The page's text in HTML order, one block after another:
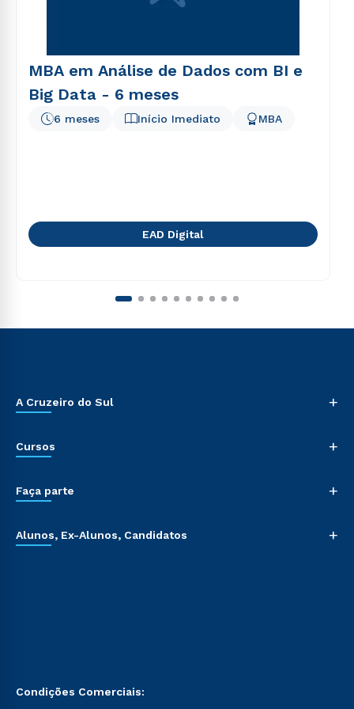
MBA em Análise de Dados com BI e
Big Data - 6 meses
Início Imediato
6 meses MBA
EAD Digital
A Cruzeiro do Sul +
Cursos +
Faça parte +
Alunos, Ex-Alunos, Candidatos +
Condições Comerciais: